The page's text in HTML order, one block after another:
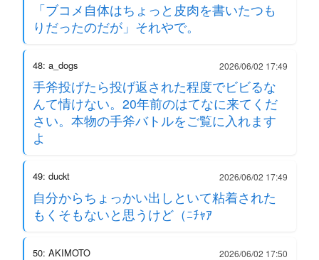
「ブコメ自体はちょっと皮肉を書いたつも
りだったのだが」それやで。
48: a_dogs 2026/06/02 17:49
手斧投げたら投げ返された程度でビビるな
んて情けない。20年前のはてなに来てくだ
さい。本物の手斧バトルをご覧に入れます
よ
49: duckt 2026/06/02 17:49
自分からちょっかい出しといて粘着された
もくそもないと思うけど（ﾆﾁｬｱ
50: AKIMOTO 2026/06/02 17:50